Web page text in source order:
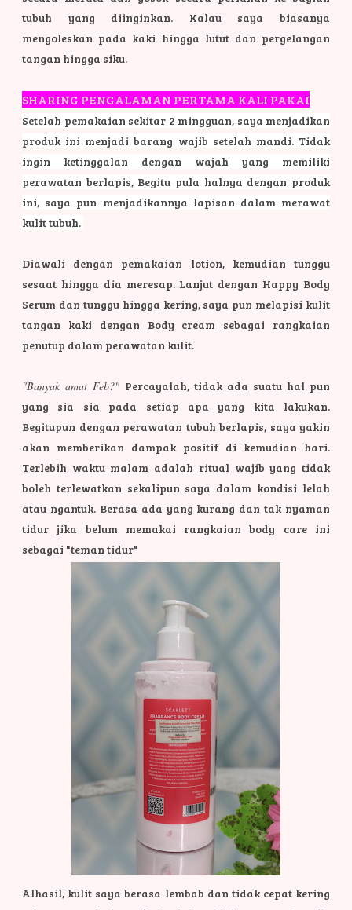
tubuh yang diinginkan. Kalau saya biasanya
mengoleskan pada kaki hingga lutut dan pergelangan
tangan hingga siku.
SHARING PENGALAMAN PERTAMA KALI PAKAI
Setelah pemakaian sekitar 2 mingguan, saya menjadikan
produk ini menjadi barang wajib setelah mandi. Tidak
ingin ketinggalan dengan wajah yang memiliki
perawatan berlapis, Begitu pula halnya dengan produk
ini, saya pun menjadikannya lapisan dalam merawat
kulit tubuh.
Diawali dengan pemakaian lotion, kemudian tunggu
sesaat hingga dia meresap. Lanjut dengan Happy Body
Serum dan tunggu hingga kering, saya pun melapisi kulit
tangan kaki dengan Body cream sebagai rangkaian
penutup dalam perawatan kulit.
"Banyak amat Feb?" Percayalah, tidak ada suatu hal pun
yang sia sia pada setiap apa yang kita lakukan.
Begitupun dengan perawatan tubuh berlapis, saya yakin
akan memberikan dampak positif di kemudian hari.
Terlebih waktu malam adalah ritual wajib yang tidak
boleh terlewatkan sekalipun saya dalam kondisi lelah
atau ngantuk. Berasa ada yang kurang dan tak nyaman
tidur jika belum memakai rangkaian body care ini
sebagai "teman tidur"
Alhasil, kulit saya berasa lembab dan tidak cepat kering